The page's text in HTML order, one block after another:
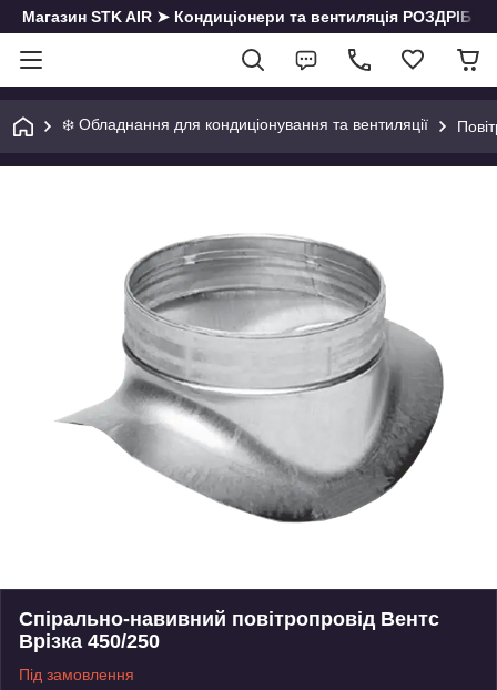
Магазин STK AIR ➤ Кондиціонери та вентиляція РОЗДРІБ
❄️ Обладнання для кондиціонування та вентиляції
Спірально-навивний повітропровід Вентс
Врізка 450/250
Під замовлення